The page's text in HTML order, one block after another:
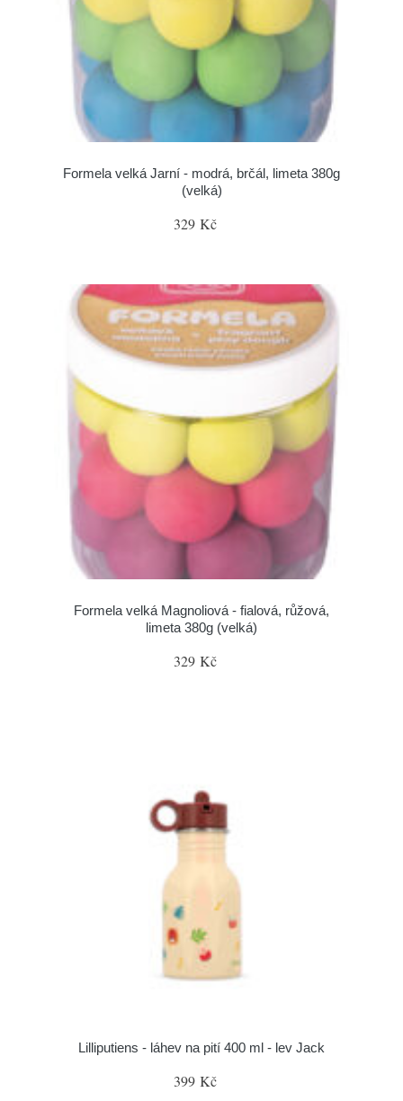
Formela velká Jarní - modrá, brčál, limeta 380g
(velká)
329 Kč
Formela velká Magnoliová - fialová, růžová,
limeta 380g (velká)
329 Kč
Lilliputiens - láhev na pití 400 ml - lev Jack
399 Kč